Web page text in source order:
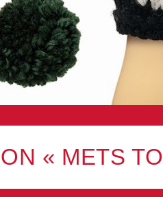
Agenda du
« METS